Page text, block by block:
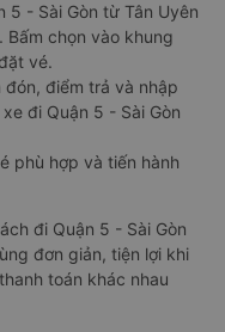
5 - Sài Gòn từ Tân Uyên
Bấm chọn vào khung
vé.
điểm trả và nhập
đi Quận 5 - Sài Gòn
phù hợp và tiến hành
đi Quận 5 - Sài Gòn
đơn giản, tiện lợi khi
toán khác nhau